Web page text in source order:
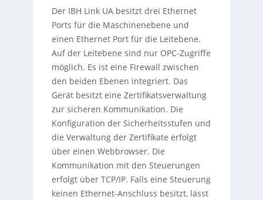
Der IBH Link UA besitzt drei Ethernet
Ports für die Maschinenebene und
einen Ethernet Port für die Leitebene.
Auf der Leitebene sind nur OPC-Zugriffe
möglich. Es ist eine Firewall zwischen
den beiden Ebenen integriert. Das
Gerät besitzt eine Zertifikatsverwaltung
zur sicheren Kommunikation. Die
Konfiguration der Sicherheitsstufen und
die Verwaltung der Zertifikate erfolgt
über einen Webbrowser. Die
Kommunikation mit den Steuerungen
erfolgt über TCP/IP. Falls eine Steuerung
keinen Ethernet-Anschluss besitzt, lässt